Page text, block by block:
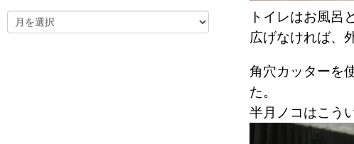
トイレはお風呂
広げなければ、
角穴カッターを
た。
半月ノコはこう